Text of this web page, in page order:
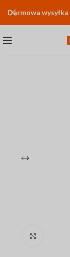
Darmowa wysyłka